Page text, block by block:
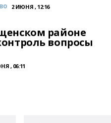
2 ИЮНЯ , 12:16
районе
вопросы
, 06:11